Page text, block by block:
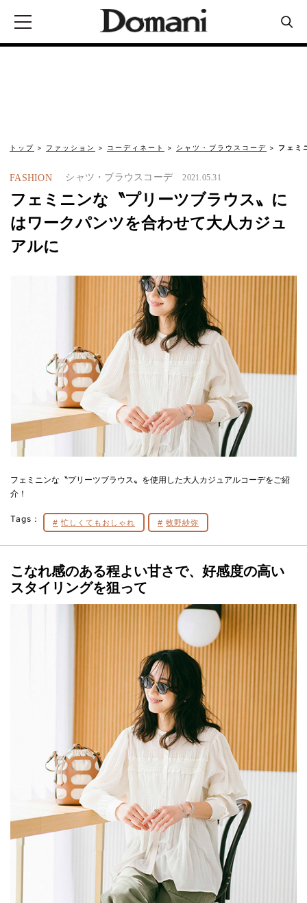
トップ ファッション コーディネート シャツ・ブラウスコーデ フェミ
FASHION シャツ・ブラウスコーデ 2021.05.31
フェミニンな〝プリーツブラウス〟に
はワークパンツを合わせて大人カジュ
アルに
フェミニンな〝プリーツブラウス〟を使用した大人カジュアルコーデをご紹
介！
Tags： 忙しくてもおしゃれ 牧野紗弥
こなれ感のある程よい甘さで、好感度の高い
スタイリングを狙って